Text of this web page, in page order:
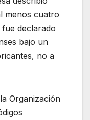
menos cuatro
declarado
bajo un
no a
Organización